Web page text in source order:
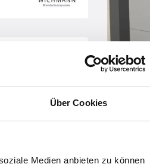
Über Cookies
Medien anbieten zu können